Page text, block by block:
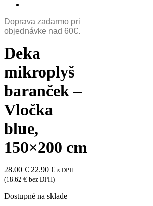
Doprava zadarmo pri
objednávke nad 60€.
Deka
mikroplyš
baranček –
Vločka
blue,
150×200 cm
28.00€ Pôvodná
cena
28.00 €.
22.90 €Aktuálna
22.90 €.
s DPH
(18.62 € bez DPH)
Dostupné na sklade